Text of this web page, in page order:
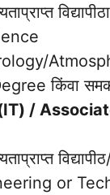
किंवा
(IT) /
or